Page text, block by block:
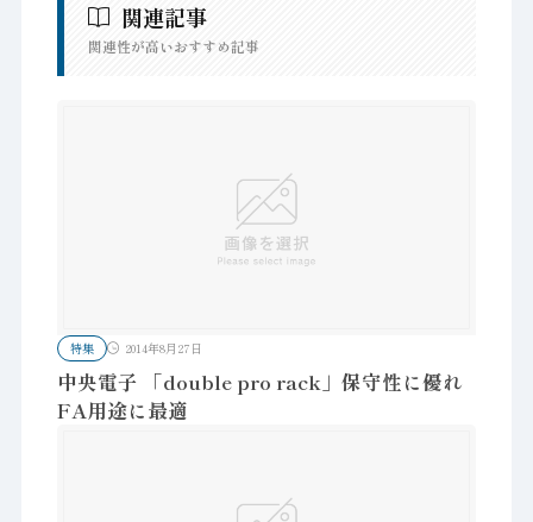
関連記事
関連性が高いおすすめ記事
特集 2014年8月27日
中央電子 「double pro rack」保守性に優れ
FA用途に最適